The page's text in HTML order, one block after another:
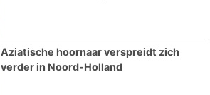
Aziatische hoornaar verspreidt zich
verder in Noord-Holland